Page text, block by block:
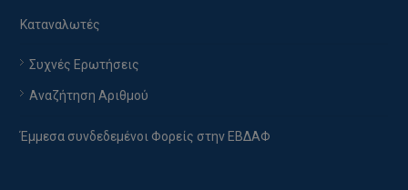
Καταναλωτές
Συχνές Ερωτήσεις
Αναζήτηση Αριθμού
Έμμεσα συνδεδεμένοι Φορείς στην ΕΒΔΑΦ